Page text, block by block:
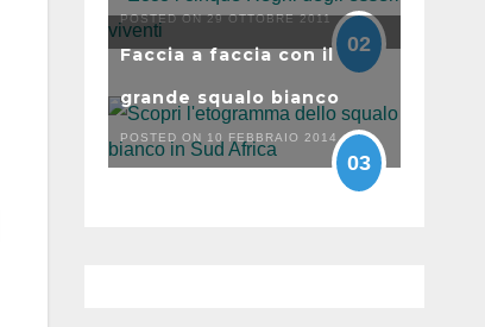
POSTED ON 29 OTTOBRE 2011
02
Faccia a faccia con il
grande squalo bianco
POSTED ON 10 FEBBRAIO 2014
03